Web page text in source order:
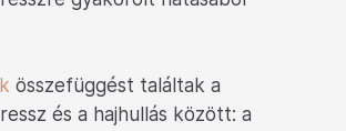
összefüggést találtak a
és a hajhullás között: a